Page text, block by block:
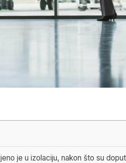
je u izolaciju, nakon što su